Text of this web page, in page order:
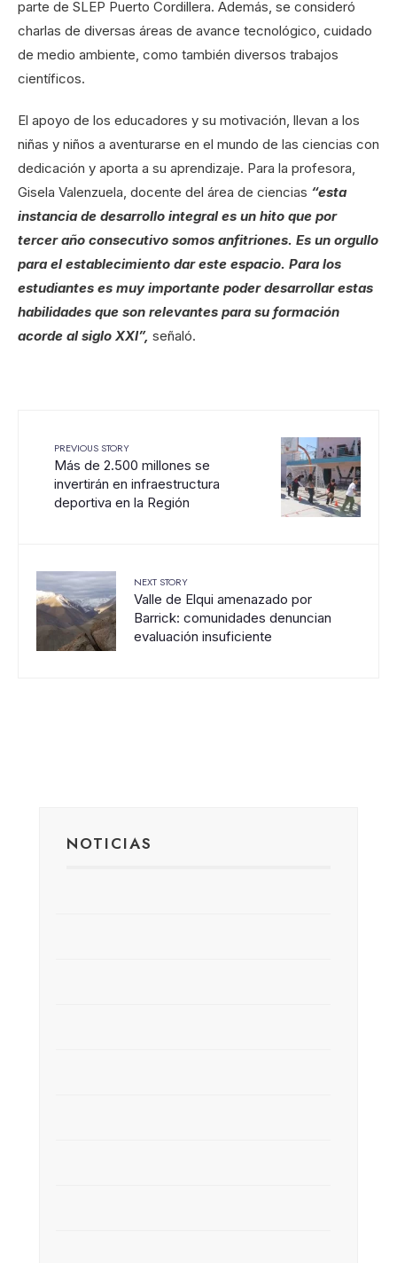
parte de SLEP Puerto Cordillera. Además, se consideró
charlas de diversas áreas de avance tecnológico, cuidado
de medio ambiente, como también diversos trabajos
científicos.
El apoyo de los educadores y su motivación, llevan a los
niñas y niños a aventurarse en el mundo de las ciencias con
dedicación y aporta a su aprendizaje. Para la profesora,
Gisela Valenzuela, docente del área de ciencias “esta
instancia de desarrollo integral es un hito que por
tercer año consecutivo somos anfitriones. Es un orgullo
para el establecimiento dar este espacio. Para los
estudiantes es muy importante poder desarrollar estas
habilidades que son relevantes para su formación
acorde al siglo XXI”, señaló.
PREVIOUS STORY
Más de 2.500 millones se
invertirán en infraestructura
deportiva en la Región
NEXT STORY
Valle de Elqui amenazado por
Barrick: comunidades denuncian
evaluación insuficiente
NOTICIAS